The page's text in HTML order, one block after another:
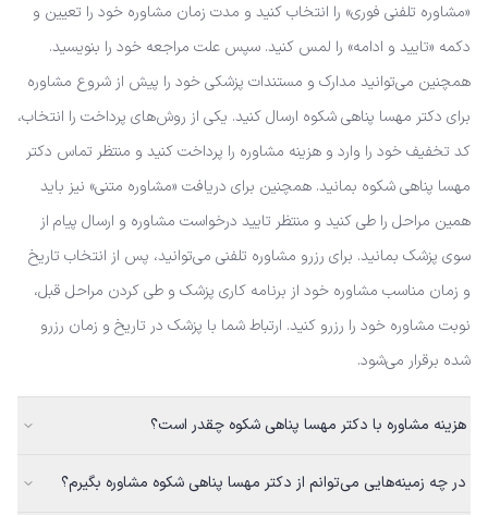
«مشاوره تلفنی فوری» را انتخاب کنید و مدت زمان مشاوره خود را تعیین و
دکمه «تایید و ادامه» را لمس کنید. سپس علت مراجعه خود را بنویسید.
همچنین می‌توانید مدارک و مستندات پزشکی خود را پیش از شروع مشاوره
برای دکتر مهسا پناهی شکوه ارسال کنید. یکی از روش‌های پرداخت را انتخاب،
کد تخفیف خود را وارد و هزینه مشاوره را پرداخت کنید و منتظر تماس دکتر
مهسا پناهی شکوه بمانید. همچنین برای دریافت «مشاوره متنی» نیز باید
همین مراحل را طی کنید و منتظر تایید درخواست مشاوره و ارسال پیام از
سوی پزشک بمانید. برای رزرو مشاوره تلفنی می‌توانید، پس از انتخاب تاریخ
و زمان مناسب مشاوره خود از برنامه کاری پزشک و طی کردن مراحل قبل،
نوبت مشاوره خود را رزرو کنید. ارتباط شما با پزشک در تاریخ و زمان رزرو
شده برقرار می‌شود.
هزینه مشاوره با دکتر مهسا پناهی شکوه چقدر است؟
در چه زمینه‌هایی می‌توانم از دکتر مهسا پناهی شکوه مشاوره بگیرم؟